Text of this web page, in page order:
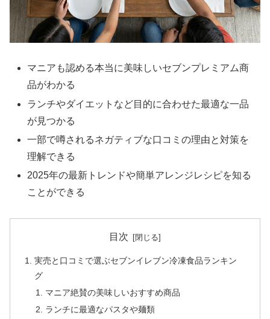
マニアも認める本当に美味しいセブンプレミアム商
品がわかる
ランチやダイエットなど目的に合わせた最適な一品
が見つかる
一部で噂されるネガティブな口コミの理由と対策を
理解できる
2025年の最新トレンドや簡単アレンジレシピを知る
ことができる
目次
実売と口コミで選ぶセブンイレブン冷凍食品ランキン
グ
マニア絶賛の美味しいおすすめ商品
ランチに最適なパスタや麺類